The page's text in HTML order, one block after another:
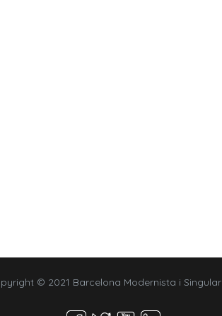
© 2021 Barcelona Modernista i Singular